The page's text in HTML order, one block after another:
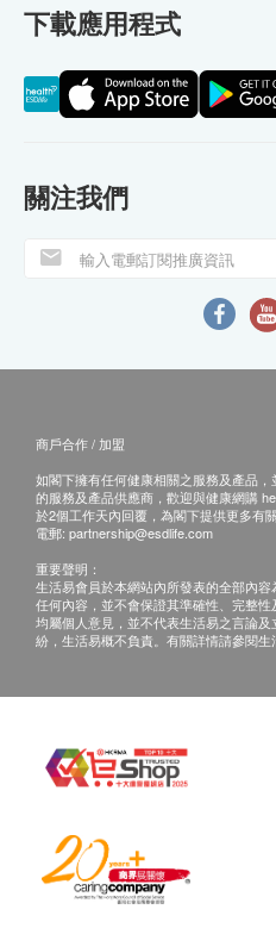
下載應用程式
關注我們
商戶合作 / 加盟
如閣下擁有任何健康相關之服務及產品
的服務及產品供應商，歡迎與健康網購
於2個工作天內回覆，為閣下提供更多有關
電郵: partnership@esdlife.com
重要聲明：
生活易會員於本網站內所發表的全部內
任何內容，並不會保證其準確性、完整
均屬個人意見，並不代表生活易之言論
紛，生活易概不負責。有關詳情請參閱生